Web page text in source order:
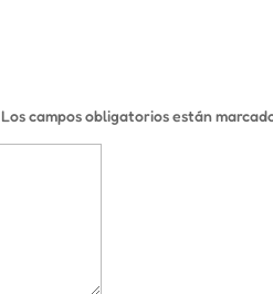
Los campos obligatorios están